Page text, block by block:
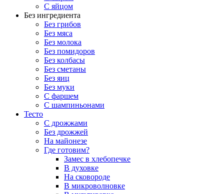
С яйцом
Без ингредиента
Без грибов
Без мяса
Без молока
Без помидоров
Без колбасы
Без сметаны
Без яиц
Без муки
С фаршем
С шампиньонами
Тесто
С дрожжами
Без дрожжей
На майонезе
Где готовим?
Замес в хлебопечке
В духовке
На сковороде
В микроволновке